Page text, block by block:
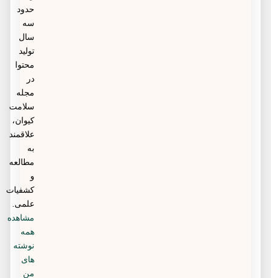
محتوا
سلامت
کیوان،
علاقمند
مطالعه
کشفیات
علمی.
مشاهده
نوشته